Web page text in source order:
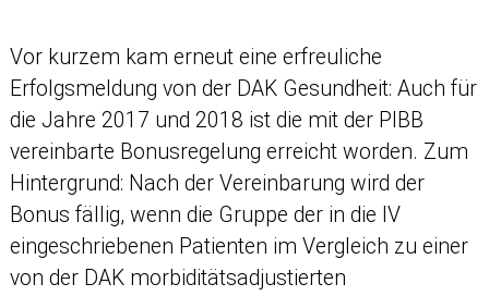
Vor kurzem kam erneut eine erfreuliche
Erfolgsmeldung von der DAK Gesundheit: Auch für
die Jahre 2017 und 2018 ist die mit der PIBB
vereinbarte Bonusregelung erreicht worden. Zum
Hintergrund: Nach der Vereinbarung wird der
Bonus fällig, wenn die Gruppe der in die IV
eingeschriebenen Patienten im Vergleich zu einer
von der DAK morbiditätsadjustierten